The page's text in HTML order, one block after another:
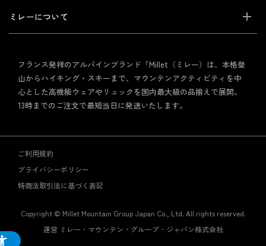
ミレーについて
フランス発祥のアルパインブランド「Millet（ミレー）は、本格登
山からハイキング・スキーまで、マウンテンアクティビティを中
心とした高機能ウェアやリュックを国内最大級の品揃えで展開。
13時までのご注文で最短当日に発送いたします。
ご利用規約
プライバシーポリシー
特商法取引法に基づく表記
Copyright © Millet Mountain Group Japan Co., Ltd. All rights reserved.
運営 ミレー・マウンテン・グループ・ジャパン株式会社